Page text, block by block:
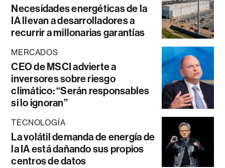
Necesidades energéticas de la
IA llevan a desarrolladores a
recurrir a millonarias garantías
MERCADOS
CEO de MSCI advierte a
inversores sobre riesgo
climático: “Serán responsables
si lo ignoran”
TECNOLOGÍA
La volátil demanda de energía de
la IA está dañando sus propios
centros de datos